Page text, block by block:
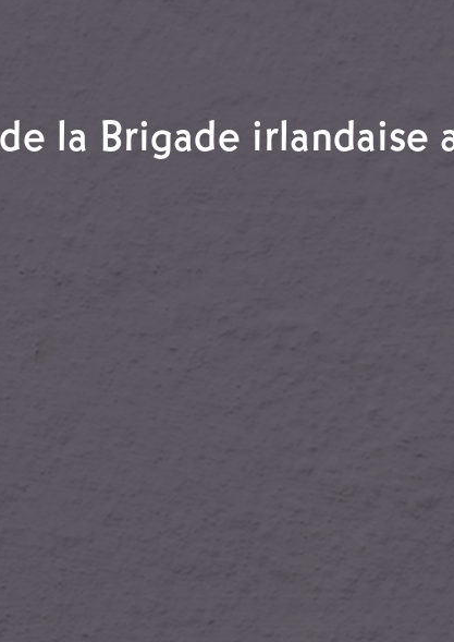
Tom Hyde
la Brigade irlandaise
de la Brigade irlandaise assistent à une